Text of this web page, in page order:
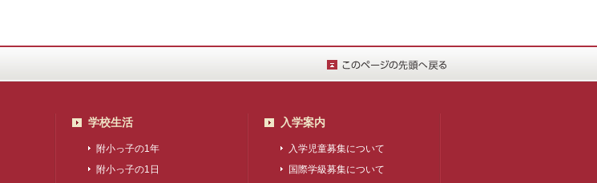
学校生活
附小っ子の1年
附小っ子の1日
入学案内
入学児童募集について
国際学級募集について